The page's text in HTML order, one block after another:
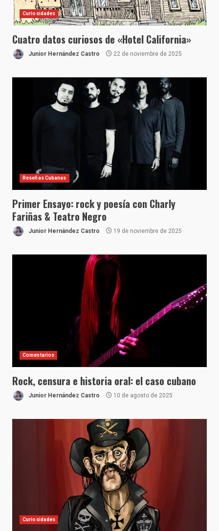
Curiosidades
Cuatro datos curiosos de «Hotel California»
Junior Hernández Castro 22 de noviembre de 2025
Reseñas Cubanas
Primer Ensayo: rock y poesía con Charly
Fariñas & Teatro Negro
Junior Hernández Castro 19 de noviembre de 2025
Comentarios
Rock, censura e historia oral: el caso cubano
Junior Hernández Castro 10 de agosto de 2025
Curiosidades